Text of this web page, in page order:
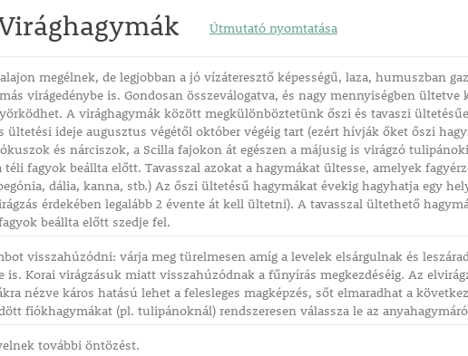
Útmutató nyomtatása
megélnek, de legjobban a jó vízáteresztő képességű, laza, humuszban
virágedénybe is. Gondosan összeválogatva, és nagy mennyiségben ültetve
A virághagymák között megkülönböztetünk őszi és tavaszi
ültetési ideje augusztus végétől október végéig tart (ezért hívják őket őszi
és nárciszok, a Scilla fajokon át egészen a májusig is virágzó
téli fagyok beállta előtt. Tavasszal azokat a hagymákat ültesse, amelyek
dália, kanna, stb.) Az őszi ültetésű hagymákat évekig hagyhatja egy
érdekében legalább 2 évente át kell ültetni). A tavasszal ültethető
beállta előtt szedje fel.
visszahúzódni: várja meg türelmesen amíg a levelek elsárgulnak és
Korai virágzásuk miatt visszahúzódnak a fűnyírás megkezdéséig. Az
nézve káros hatású lehet a felesleges magképzés, sőt elmaradhat a
fiókhagymákat (pl. tulipánoknál) rendszeresen válassza le az
további öntözést.